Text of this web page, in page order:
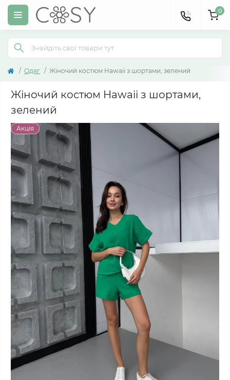
0
Одяг Жіночий костюм Hawaii з шортами, зелений
Жіночий костюм Hawaii з шортами,
зелений
Акція